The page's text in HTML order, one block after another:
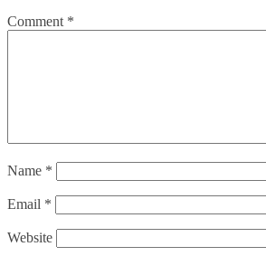
Comment *
Name *
Email *
Website